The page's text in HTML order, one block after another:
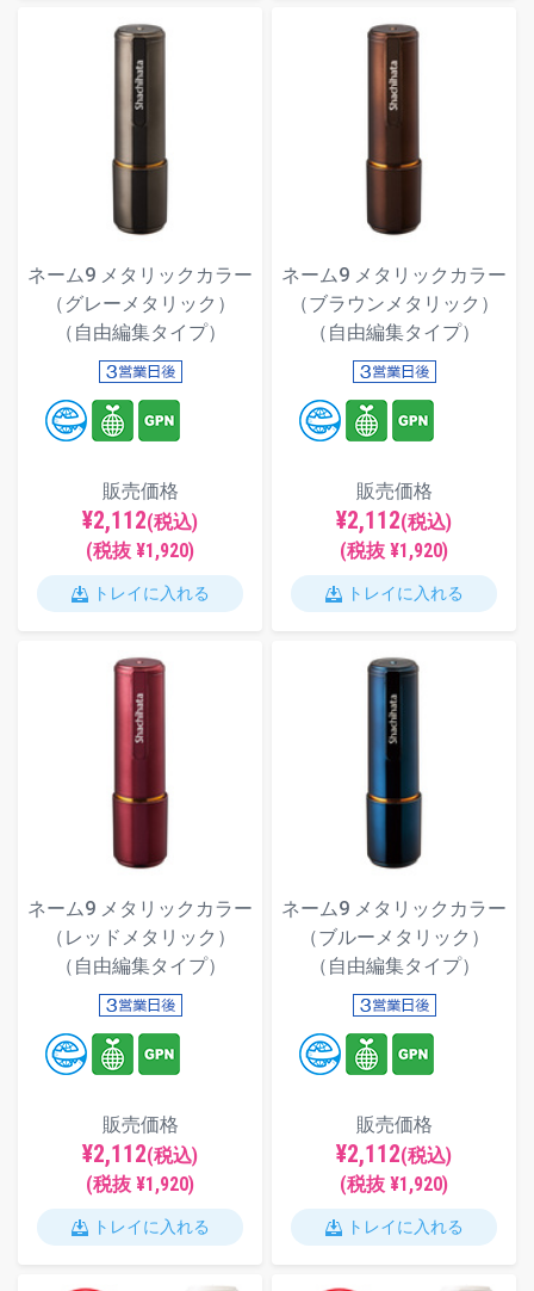
ネーム9 メタリックカラー
（グレーメタリック）
（自由編集タイプ）
販売価格
¥2,112(税込)
(税抜 ¥1,920)
トレイに入れる
ネーム9 メタリックカラー
（ブラウンメタリック）
（自由編集タイプ）
販売価格
¥2,112(税込)
(税抜 ¥1,920)
トレイに入れる
ネーム9 メタリックカラー
（レッドメタリック）
（自由編集タイプ）
販売価格
¥2,112(税込)
(税抜 ¥1,920)
トレイに入れる
ネーム9 メタリックカラー
（ブルーメタリック）
（自由編集タイプ）
販売価格
¥2,112(税込)
(税抜 ¥1,920)
トレイに入れる